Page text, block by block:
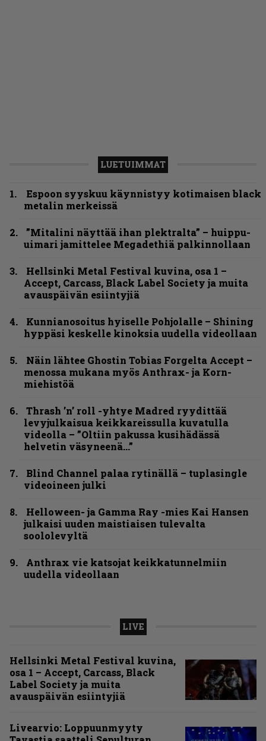
LUETUIMMAT
Espoon syyskuu käynnistyy kotimaisen black
metalin merkeissä
”Mitalini näyttää ihan plektralta” – huippu-
uimari jamittelee Megadethiä palkinnollaan
Hellsinki Metal Festival kuvina, osa 1 –
Accept, Carcass, Black Label Society ja muita
avauspäivän esiintyjiä
Kunnianosoitus hyiselle Pohjolalle – Shining
hyppäsi keskelle kinoksia uudella videollaan
Näin lähtee Ghostin Tobias Forgelta Accept –
menossa mukana myös Anthrax- ja Korn-
miehistöä
Thrash ’n’ roll -yhtye Madred ryydittää
levyjulkaisua keikkareissulla kuvatulla
videolla – ”Oltiin pakussa kusihädässä
helvetin väsyneenä…”
Blind Channel palaa rytinällä – tuplasingle
videoineen julki
Helloween- ja Gamma Ray -mies Kai Hansen
julkaisi uuden maistiaisen tulevalta
soololevyltä
Anthrax vie katsojat keikkatunnelmiin
uudella videollaan
LIVE
Hellsinki Metal Festival kuvina,
osa 1 – Accept, Carcass, Black
Label Society ja muita
avauspäivän esiintyjiä
Livearvio: Loppuunmyyty